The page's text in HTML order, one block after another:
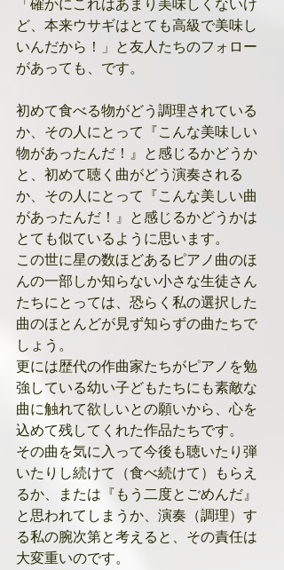
「確かにこれはあまり美味しくないけ
ど、本来ウサギはとても高級で美味し
いんだから！」と友人たちのフォロー
があっても、です。
初めて食べる物がどう調理されている
か、その人にとって『こんな美味しい
物があったんだ！』と感じるかどうか
と、初めて聴く曲がどう演奏される
か、その人にとって『こんな美しい曲
があったんだ！』と感じるかどうかは
とても似ているように思います。
この世に星の数ほどあるピアノ曲のほ
んの一部しか知らない小さな生徒さん
たちにとっては、恐らく私の選択した
曲のほとんどが見ず知らずの曲たちで
しょう。
更には歴代の作曲家たちがピアノを勉
強している幼い子どもたちにも素敵な
曲に触れて欲しいとの願いから、心を
込めて残してくれた作品たちです。
その曲を気に入って今後も聴いたり弾
いたりし続けて（食べ続けて）もらえ
るか、または『もう二度とごめんだ』
と思われてしまうか、演奏（調理）す
る私の腕次第と考えると、その責任は
大変重いのです。